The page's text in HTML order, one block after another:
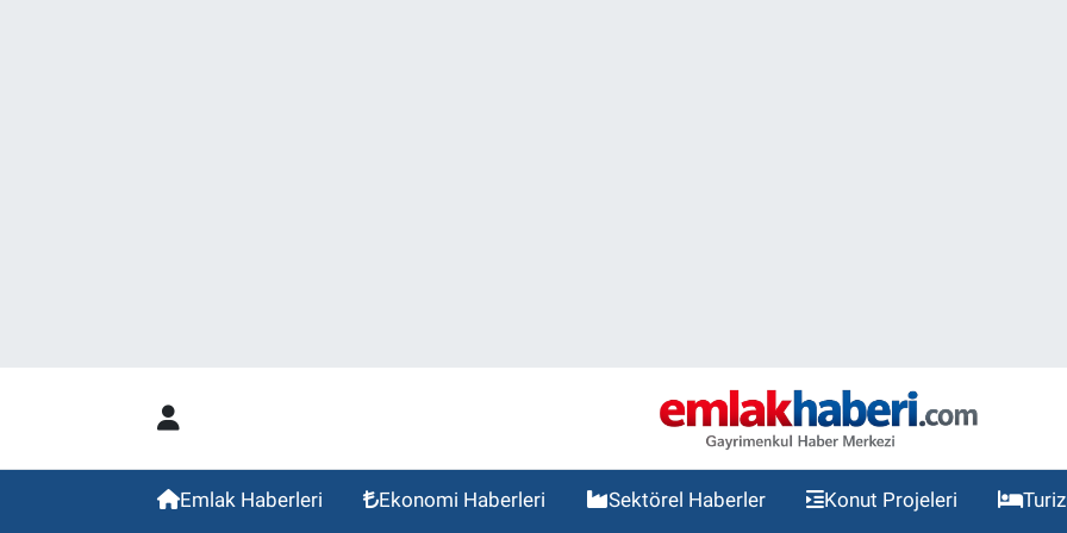
Emlak Haberleri Ekonomi Haberleri Sektörel Haberler Konut Projeleri